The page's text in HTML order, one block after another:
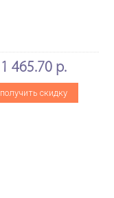
1 465.70 р.
получить скидку